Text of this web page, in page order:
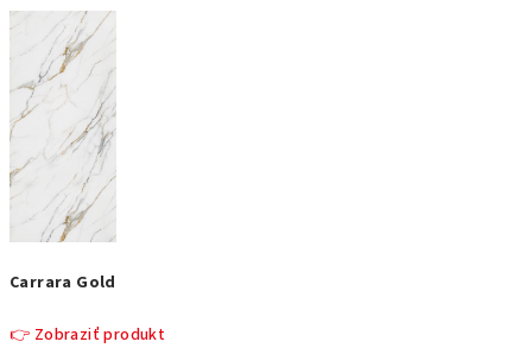
Carrara Gold
👉 Zobraziť produkt